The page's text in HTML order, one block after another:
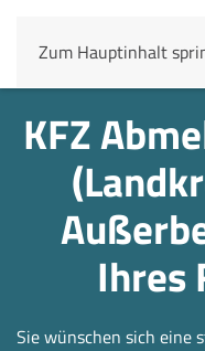
Zum Hauptinhalt
KFZ
Ihres
Sie wünschen sich eine